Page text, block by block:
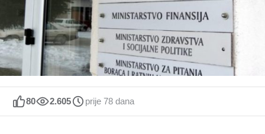
80 2.605 prije 78 dana